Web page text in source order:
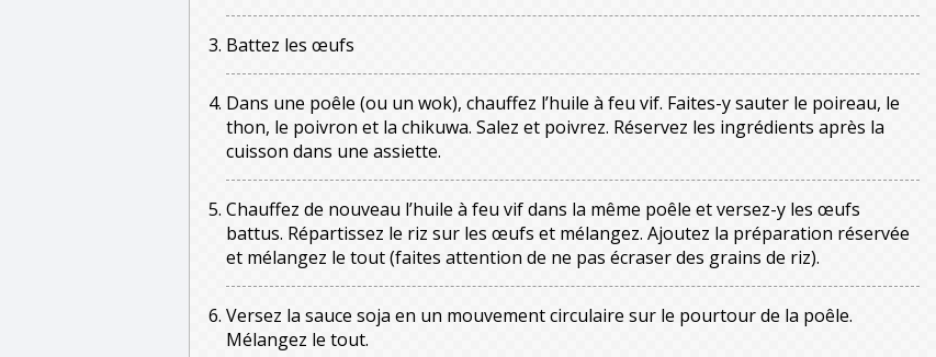
Battez les œufs
Dans une poêle (ou un wok), chauffez l’huile à feu vif. Faites-y sauter le poireau, le
thon, le poivron et la chikuwa. Salez et poivrez. Réservez les ingrédients après la
cuisson dans une assiette.
Chauffez de nouveau l’huile à feu vif dans la même poêle et versez-y les œufs
battus. Répartissez le riz sur les œufs et mélangez. Ajoutez la préparation réservée
et mélangez le tout (faites attention de ne pas écraser des grains de riz).
Versez la sauce soja en un mouvement circulaire sur le pourtour de la poêle.
Mélangez le tout.